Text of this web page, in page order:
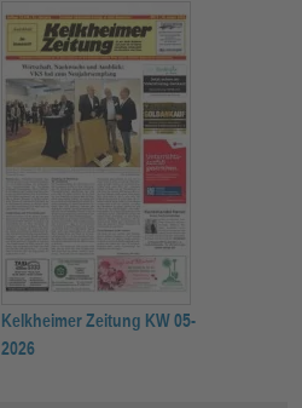
Kelkheimer Zeitung KW 05-
2026